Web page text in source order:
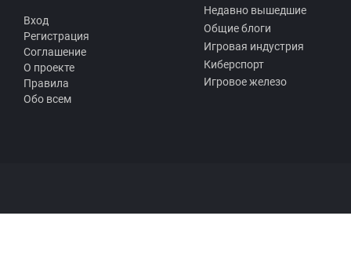
Вход
Регистрация
Соглашение
О проекте
Правила
Обо всем
Недавно вышедшие
Общие блоги
Игровая индустрия
Киберспорт
Игровое железо